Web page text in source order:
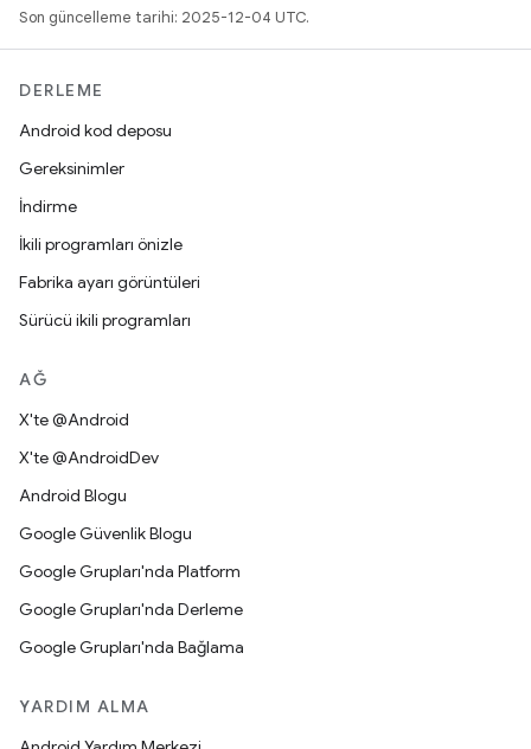
Son güncelleme tarihi: 2025-12-04 UTC.
DERLEME
Android kod deposu
Gereksinimler
İndirme
İkili programları önizle
Fabrika ayarı görüntüleri
Sürücü ikili programları
AĞ
X'te @Android
X'te @AndroidDev
Android Blogu
Google Güvenlik Blogu
Google Grupları'nda Platform
Google Grupları'nda Derleme
Google Grupları'nda Bağlama
YARDIM ALMA